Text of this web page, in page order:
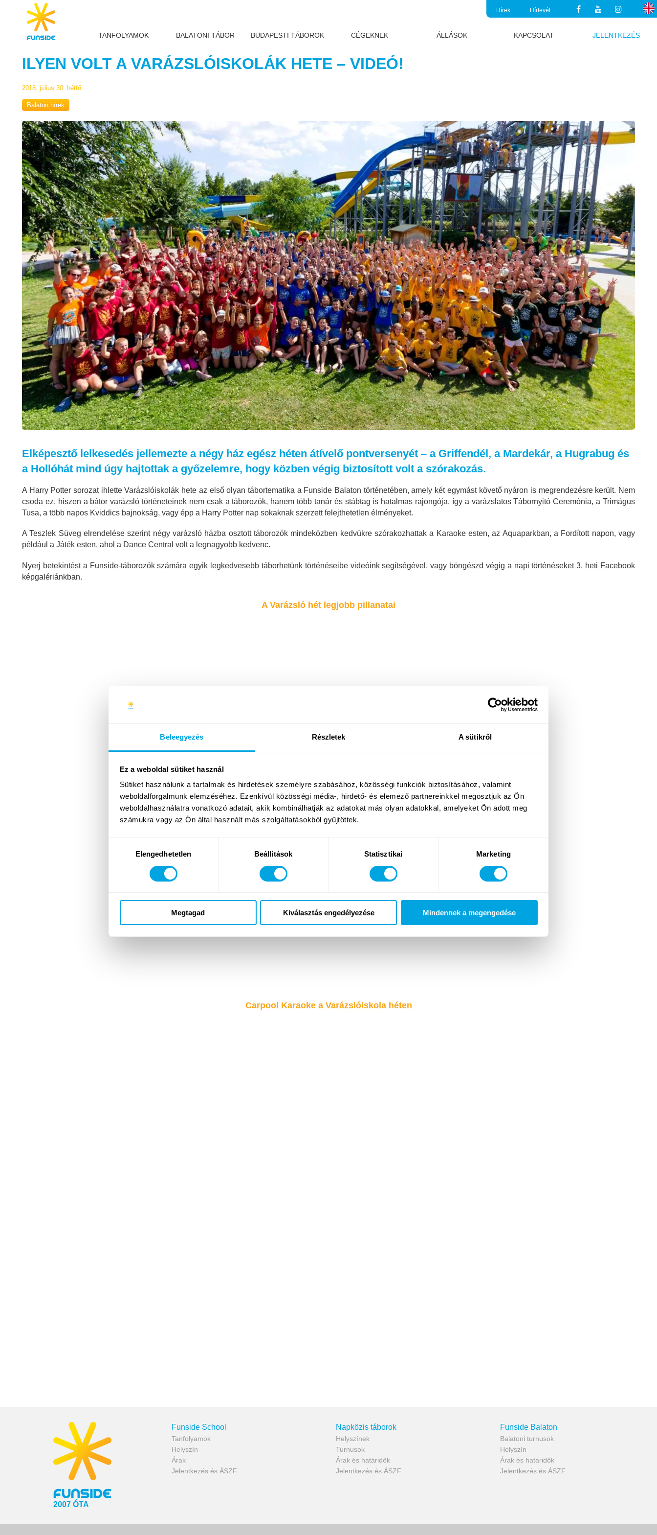
Beleegyezés Részletek A sütikről
Ez a weboldal sütiket használ
Sütiket használunk a tartalmak és hirdetések személyre szabásához, közösségi funkciók biztosításához, valamint
weboldalforgalmunk elemzéséhez. Ezenkívül közösségi média-, hirdető- és elemező partnereinkkel megosztjuk az Ön
weboldalhasználatra vonatkozó adatait, akik kombinálhatják az adatokat más olyan adatokkal, amelyeket Ön adott meg
számukra vagy az Ön által használt más szolgáltatásokból gyűjtöttek.
kiválasztásaElengedhetetlen Beállítások Statisztikai Marketing
Megtagad Kiválasztás engedélyezése Mindennek a megengedése
Hírek Hírlevél
TANFOLYAMOK BALATONI TÁBOR BUDAPESTI TÁBOROK CÉGEKNEK ÁLLÁSOK KAPCSOLAT JELENTKEZÉS
ILYEN VOLT A VARÁZSLÓISKOLÁK HETE – VIDEÓ!
2018. július 30. hétfő
Balaton hírek
Elképesztő lelkesedés jellemezte a négy ház egész héten átívelő pontversenyét – a Griffendél, a Mardekár, a Hugrabug és
a Hollóhát mind úgy hajtottak a győzelemre, hogy közben végig biztosított volt a szórakozás.
A Harry Potter sorozat ihlette Varázslóiskolák hete az első olyan tábortematika a Funside Balaton történetében, amely két egymást követő nyáron is megrendezésre került. Nem
csoda ez, hiszen a bátor varázsló történeteinek nem csak a táborozók, hanem több tanár és stábtag is hatalmas rajongója, így a varázslatos Tábornyitó Ceremónia, a Trimágus
Tusa, a több napos Kviddics bajnokság, vagy épp a Harry Potter nap sokaknak szerzett felejthetetlen élményeket.
A Teszlek Süveg elrendelése szerint négy varázsló házba osztott táborozók mindeközben kedvükre szórakozhattak a Karaoke esten, az Aquaparkban, a Fordított napon, vagy
például a Játék esten, ahol a Dance Central volt a legnagyobb kedvenc.
Nyerj betekintést a Funside-táborozók számára egyik legkedvesebb táborhetünk történéseibe videóink segítségével, vagy böngészd végig a napi történéseket 3. heti Facebook
képgalériánkban.
A Varázsló hét legjobb pillanatai
Carpool Karaoke a Varázslóiskola héten
2007 ÓTA
Funside School
Tanfolyamok
Helyszín
Árak
Jelentkezés és ÁSZF
Napközis táborok
Helyszínek
Turnusok
Árak és határidők
Jelentkezés és ÁSZF
Funside Balaton
Balatoni turnusok
Helyszín
Árak és határidők
Jelentkezés és ÁSZF